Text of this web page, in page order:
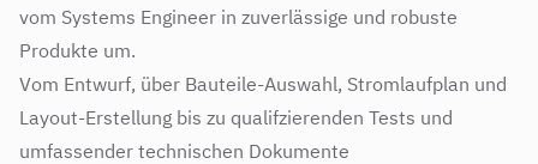
vom Systems Engineer in zuverlässige und robuste
Produkte um.
Vom Entwurf, über Bauteile-Auswahl, Stromlaufplan und
Layout-Erstellung bis zu qualifzierenden Tests und
umfassender technischen Dokumente